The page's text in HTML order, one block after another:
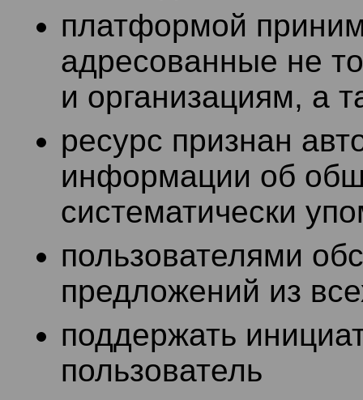
платформой
адресованные не
и организациям, а
ресурс признан
информации об
систематически
пользователями
предложений из
поддержать
пользователь